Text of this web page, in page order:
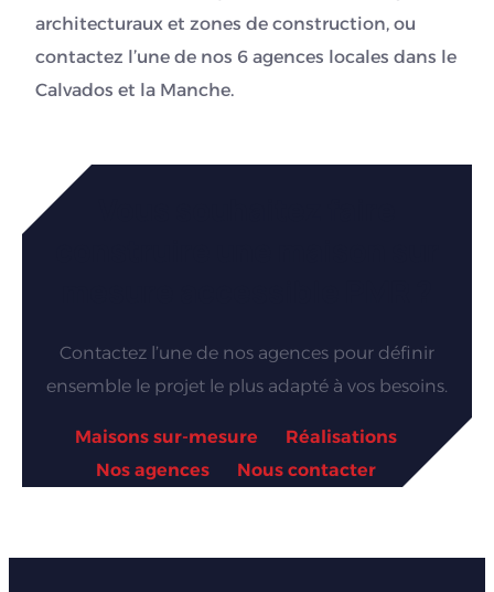
architecturaux et zones de construction, ou
contactez l’une de nos 6 agences locales dans le
Calvados et la Manche.
Contactez l’une de nos agences pour définir
ensemble le projet le plus adapté à vos besoins.
Maisons sur-mesure
Réalisations
Nos agences
Nous contacter